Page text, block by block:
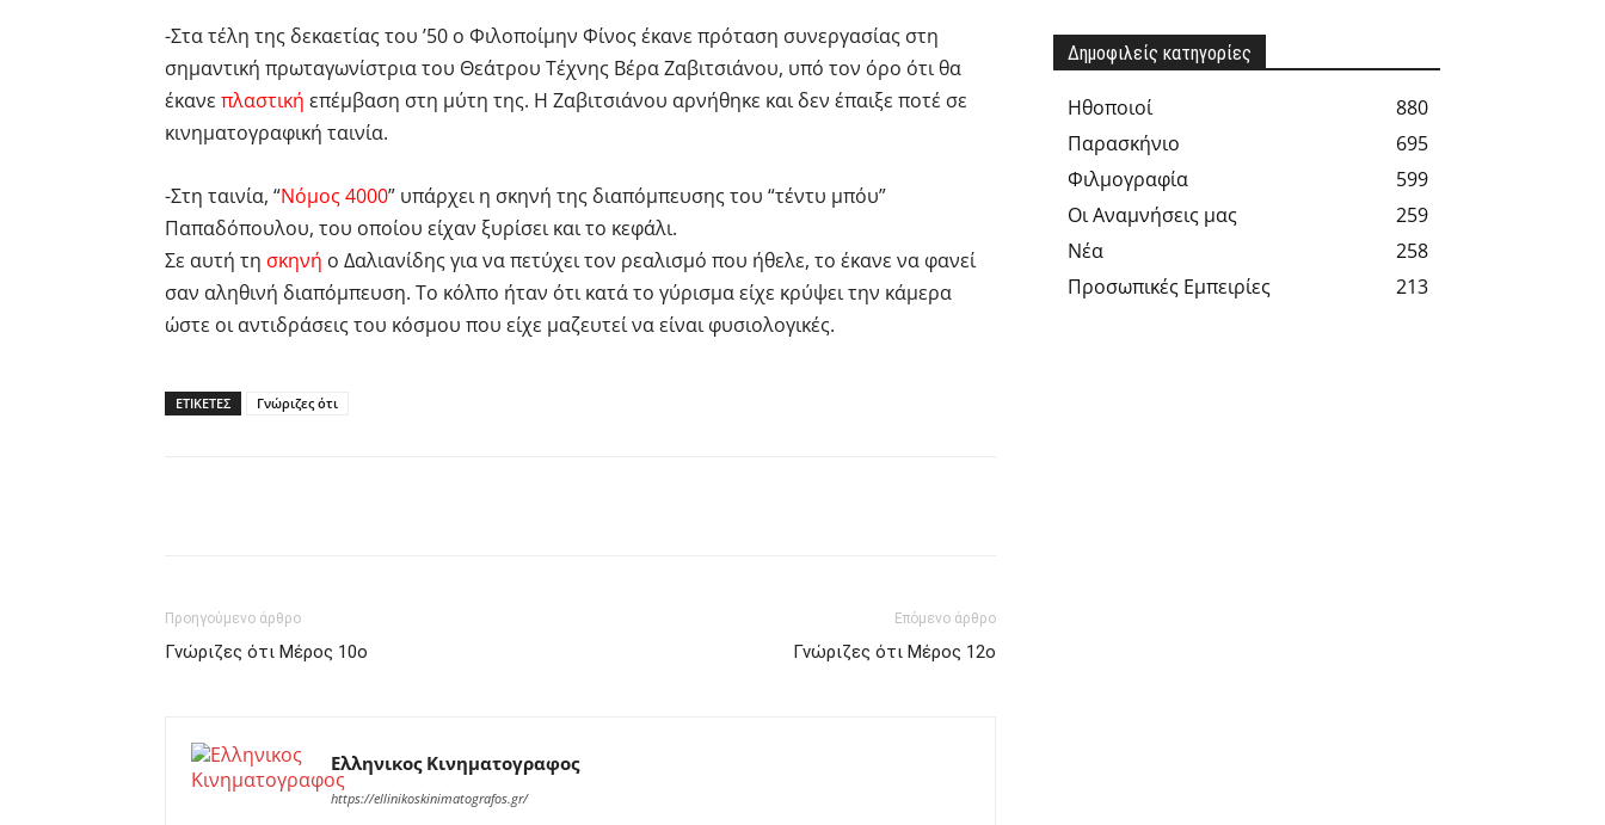
-Στα τέλη της δεκαετίας του ’50 ο Φιλοποίμην Φίνος έκανε πρόταση συνεργασίας στη
σημαντική πρωταγωνίστρια του Θεάτρου Τέχνης Βέρα Ζαβιτσιάνου, υπό τον όρο ότι θα
έκανε πλαστική επέμβαση στη μύτη της. Η Ζαβιτσιάνου αρνήθηκε και δεν έπαιξε ποτέ σε
κινηματογραφική ταινία.
-Στη ταινία, “Νόμος 4000” υπάρχει η σκηνή της διαπόμπευσης του “τέντυ μπόυ”
Παπαδόπουλου, του οποίου είχαν ξυρίσει και το κεφάλι.
Σε αυτή τη σκηνή ο Δαλιανίδης για να πετύχει τον ρεαλισμό που ήθελε, το έκανε να φανεί
σαν αληθινή διαπόμπευση. Το κόλπο ήταν ότι κατά το γύρισμα είχε κρύψει την κάμερα
ώστε οι αντιδράσεις του κόσμου που είχε μαζευτεί να είναι φυσιολογικές.
ΕΤΙΚΕΤΕΣ Γνώριζες ότι
Προηγούμενο άρθρο
Γνώριζες ότι Μέρος 10ο
Επόμενο άρθρο
Γνώριζες ότι Μέρος 12ο
Ελληνικος Κινηματογραφος
https://ellinikoskinimatografos.gr/
Δημοφιλείς κατηγορίες
Hθοποιοί
880
Παρασκήνιο
695
Φιλμογραφία
599
Οι Αναμνήσεις μας
259
Νέα
258
Προσωπικές Εμπειρίες
213